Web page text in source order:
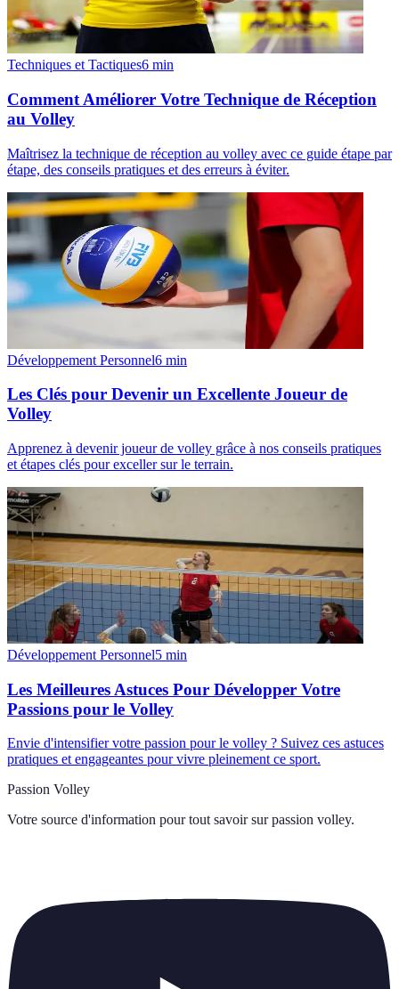
Techniques et Tactiques6 min
Comment Améliorer Votre Technique de Réception
au Volley
Maîtrisez la technique de réception au volley avec ce guide étape par
étape, des conseils pratiques et des erreurs à éviter.
Développement Personnel6 min
Les Clés pour Devenir un Excellente Joueur de
Volley
Apprenez à devenir joueur de volley grâce à nos conseils pratiques
et étapes clés pour exceller sur le terrain.
Développement Personnel5 min
Les Meilleures Astuces Pour Développer Votre
Passions pour le Volley
Envie d'intensifier votre passion pour le volley ? Suivez ces astuces
pratiques et engageantes pour vivre pleinement ce sport.
Passion Volley
Votre source d'information pour tout savoir sur passion volley.